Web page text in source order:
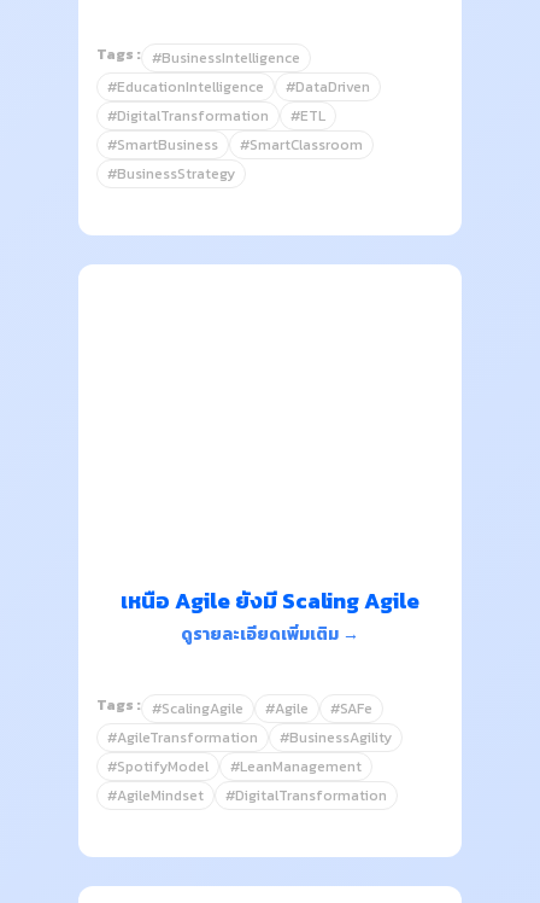
Tags : #BusinessIntelligence
#EducationIntelligence
#DataDriven
#DigitalTransformation
#ETL
#SmartBusiness
#SmartClassroom
#BusinessStrategy
เหนือ Agile ยังมี Scaling Agile
ดูรายละเอียดเพิ่มเติม →
Tags : #ScalingAgile #Agile
#SAFe
#AgileTransformation
#BusinessAgility
#SpotifyModel
#LeanManagement
#AgileMindset
#DigitalTransformation